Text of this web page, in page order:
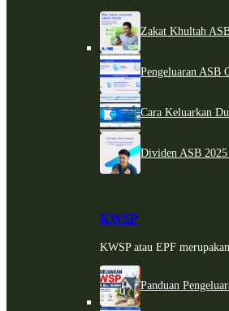
Zakat Khultah
Pengeluaran ASB
Cara Keluarkan
Dividen ASB
KWSP
KWSP atau EPF
Panduan